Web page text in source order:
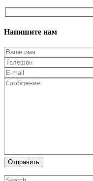
Напишите нам